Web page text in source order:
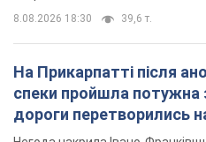
за газ через покази
8.08.2026 14:43